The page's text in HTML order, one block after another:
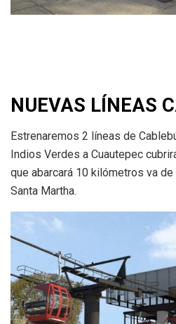
NUEVAS LÍNEAS
Estrenaremos 2 líneas de
Indios Verdes a Cuautepec
que abarcará 10 kilómetros va
Santa Martha.